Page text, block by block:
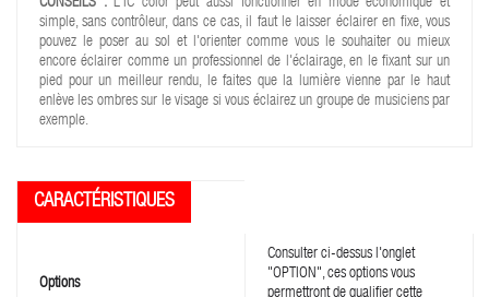
simple, sans contrôleur, dans ce cas, il faut le laisser éclairer en fixe, vous
pouvez le poser au sol et l'orienter comme vous le souhaiter ou mieux
encore éclairer comme un professionnel de l'éclairage, en le fixant sur un
pied pour un meilleur rendu, le faites que la lumière vienne par le haut
enlève les ombres sur le visage si vous éclairez un groupe de musiciens par
exemple.
Options
Consulter ci-dessus l'onglet
"OPTION", ces options vous
permettront de qualifier cette